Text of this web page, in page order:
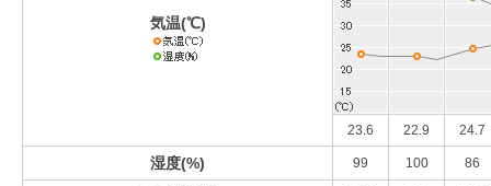
気温(℃)
23.6 22.9 24.7
湿度(%) 99 100 86